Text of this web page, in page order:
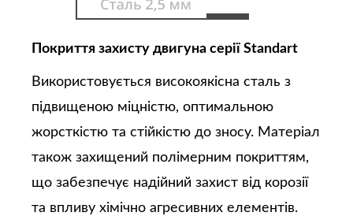
Покриття захисту двигуна серії Standart
Використовується високоякісна сталь з
підвищеною міцністю, оптимальною
жорсткістю та стійкістю до зносу. Матеріал
також захищений полімерним покриттям,
що забезпечує надійний захист від корозії
та впливу хімічно агресивних елементів.